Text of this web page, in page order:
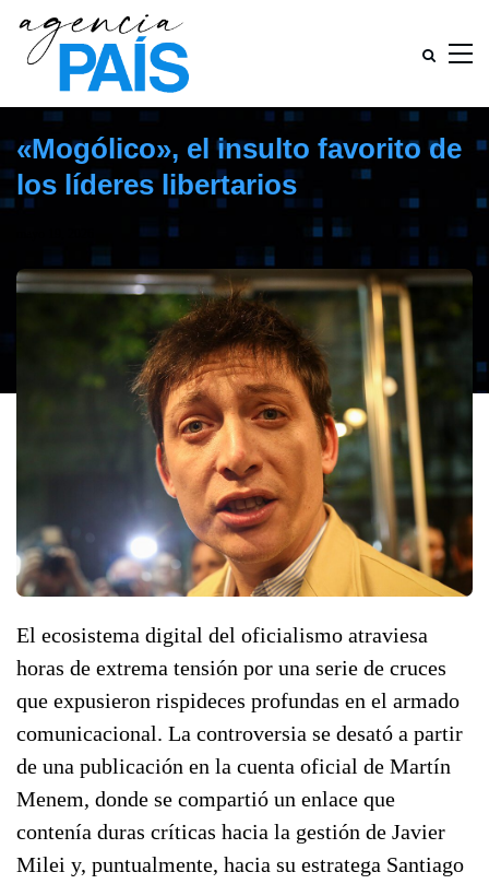
«Mogólico», el insulto favorito de
los líderes libertarios
El ecosistema digital del oficialismo atraviesa
horas de extrema tensión por una serie de cruces
que expusieron rispideces profundas en el armado
comunicacional. La controversia se desató a partir
de una publicación en la cuenta oficial de Martín
Menem, donde se compartió un enlace que
contenía duras críticas hacia la gestión de Javier
Milei y, puntualmente, hacia su estratega Santiago